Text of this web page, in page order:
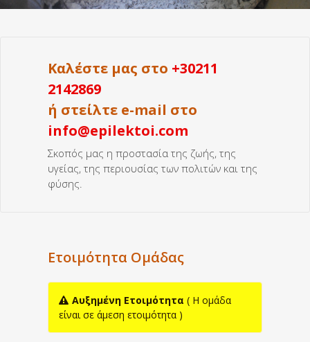
Καλέστε μας στο +30211
2142869
ή στείλτε e-mail στο
info@epilektoi.com
Σκοπός μας η προστασία της ζωής, της
υγείας, της περιουσίας των πολιτών και της
φύσης.
Ετοιμότητα Ομάδας
Αυξημένη Ετοιμότητα ( H ομάδα
είναι σε άμεση ετοιμότητα )